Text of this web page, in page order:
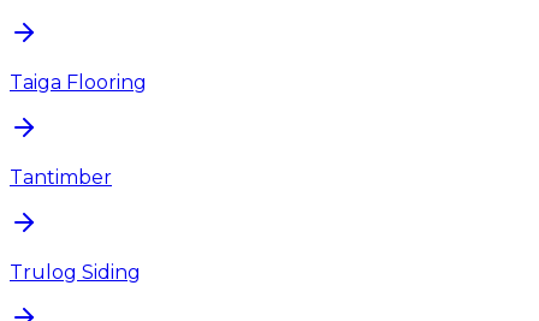
Taiga Flooring
Tantimber
Trulog Siding